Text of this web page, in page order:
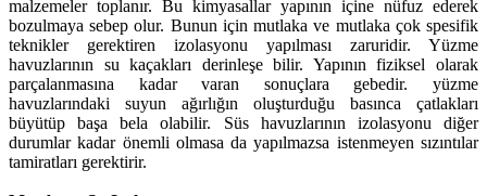
malzemeler toplanır. Bu kimyasallar yapının içine nüfuz ederek
bozulmaya sebep olur. Bunun için mutlaka ve mutlaka çok spesifik
teknikler gerektiren izolasyonu yapılması zaruridir. Yüzme
havuzlarının su kaçakları derinleşe bilir. Yapının fiziksel olarak
parçalanmasına kadar varan sonuçlara gebedir. yüzme
havuzlarındaki suyun ağırlığın oluşturduğu basınca çatlakları
büyütüp başa bela olabilir. Süs havuzlarının izolasyonu diğer
durumlar kadar önemli olmasa da yapılmazsa istenmeyen sızıntılar
tamiratları gerektirir.